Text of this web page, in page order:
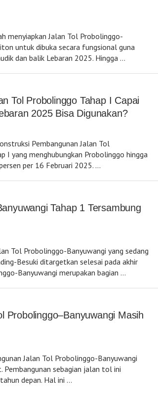
menyiapkan Jalan Tol Probolinggo-
untuk dibuka secara fungsional guna
dan balik Lebaran 2025. Hingga …
Tol Probolinggo Tahap I Capai
2025 Bisa Digunakan?
Pembangunan Jalan Tol
I yang menghubungkan Probolinggo hingga
per 16 Februari 2025. …
Tahap 1 Tersambung
Tol Probolinggo-Banyuwangi yang sedang
Besuki ditargetkan selesai pada akhir
Banyuwangi merupakan bagian …
Probolinggo–Banyuwangi Masih
Jalan Tol Probolinggo-Banyuwangi
Pembangunan sebagian jalan tol ini
depan. Hal ini …